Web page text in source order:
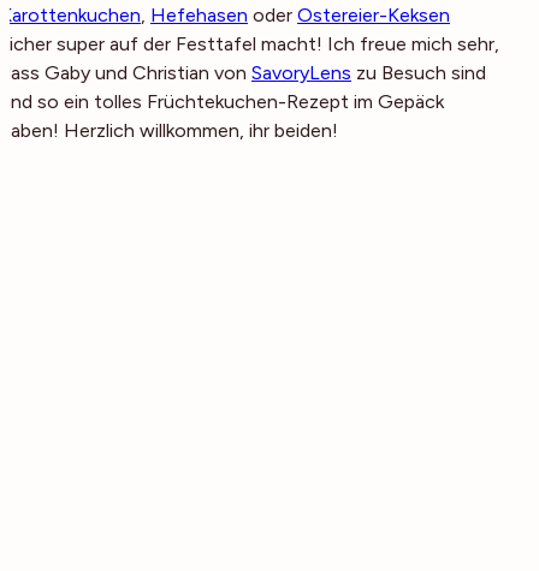
Karottenkuchen, Hefehasen oder Ostereier-Keksen
sicher super auf der Festtafel macht! Ich freue mich sehr,
dass Gaby und Christian von SavoryLens zu Besuch sind
und so ein tolles Früchtekuchen-Rezept im Gepäck
haben! Herzlich willkommen, ihr beiden!